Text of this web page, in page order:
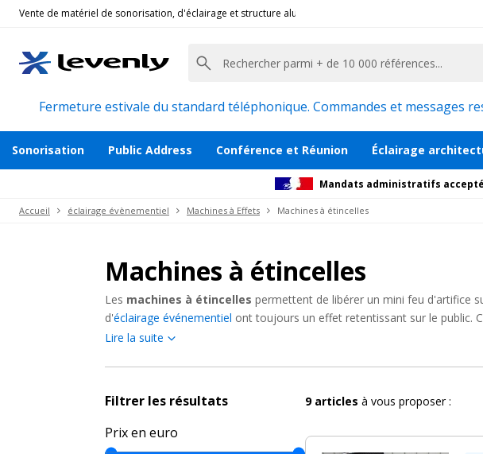
Vente de matériel de sonorisation, d'éclairage et structure alu pour l'évènementiel et la
Fermeture estivale du standard téléphonique. Commandes et messages
Sonorisation Public Address Conférence et Réunion Éclairage
Mandats administratifs
Accueil éclairage évènementiel Machines à Effets Machines à étincelles
Machines à étincelles
Les machines à étincelles permettent de libérer un mini feu d'artifice
d'éclairage événementiel ont toujours un effet retentissant sur le public.
environnants et ne produisent pas de chaleur. Elles sont adaptées à
rechargeables jouent le rôle d'une fontaine à
5m de haut, elles fournissent une animation à la fois originale et
Retrouvez ici les meilleurs modèles, y compris des
Lire la suite
Filtrer les résultats
Prix en euro
9 articles à vous proposer :